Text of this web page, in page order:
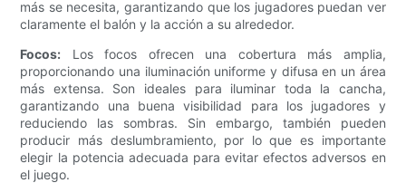
más se necesita, garantizando que los jugadores puedan ver
claramente el balón y la acción a su alrededor.
Focos: Los focos ofrecen una cobertura más amplia,
proporcionando una iluminación uniforme y difusa en un área
más extensa. Son ideales para iluminar toda la cancha,
garantizando una buena visibilidad para los jugadores y
reduciendo las sombras. Sin embargo, también pueden
producir más deslumbramiento, por lo que es importante
elegir la potencia adecuada para evitar efectos adversos en
el juego.